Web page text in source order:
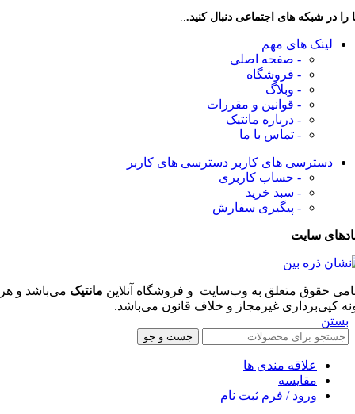
را در شبکه های اجتماعی دنبال کنید...
لینک های مهم
- صفحه اصلی
- فروشگاه
- وبلاگ
- قوانین و مقررات
- درباره مانتیک
- تماس با ما
دسترسی های کاربر دسترسی های کاربر
- حساب کاربری
- سبد خرید
- پیگیری سفارش
سایت
حقوق متعلق به وب‌سایت و فروشگاه‌ آنلاین مانتیک می‌باشد و هر
کپی‌برداری غیرمجاز و خلاف قانون می‌باشد.
بستن
جست و جو
علاقه مندی ها
مقایسه
ورود / فرم ثبت نام